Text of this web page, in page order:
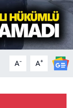
A- A+